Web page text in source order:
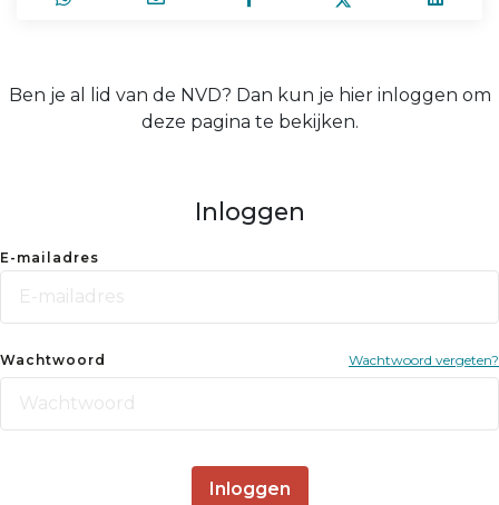
Ben je al lid van de NVD? Dan kun je hier inloggen om
deze pagina te bekijken.
Inloggen
E-mailadres
Wachtwoord Wachtwoord vergeten?
Inloggen